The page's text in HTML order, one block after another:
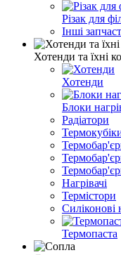
Різак для
Інші
Хотенди та їхні
Хотенди
Блоки
Радіатори
Нагрівачі
Термістори
Силіконові
Термопаста